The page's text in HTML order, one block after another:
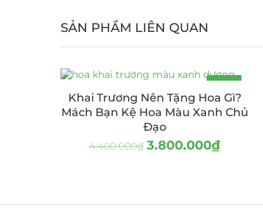
SẢN PHẨM LIÊN QUAN
-14%
Khai Trương Nên Tặng Hoa Gì?
Mách Bạn Kệ Hoa Màu Xanh Chủ
Đạo
4.400.000₫ 3.800.000₫